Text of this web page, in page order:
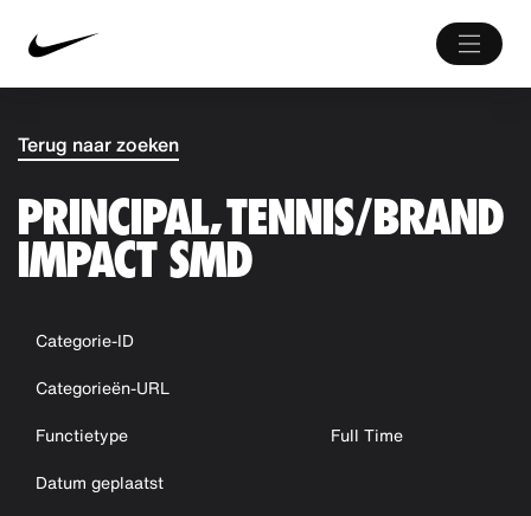
Terug naar zoeken
PRINCIPAL, TENNIS/BRAND
IMPACT SMD
Categorie-ID
Categorieën-URL
Functietype
Full Time
Datum geplaatst